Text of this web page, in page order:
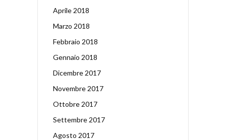
Aprile 2018
Marzo 2018
Febbraio 2018
Gennaio 2018
Dicembre 2017
Novembre 2017
Ottobre 2017
Settembre 2017
Agosto 2017